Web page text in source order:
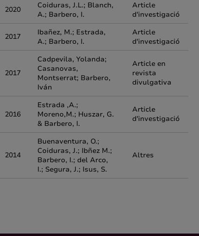
2020
Coiduras, J.L.; Blanch,
A.; Barbero, I.
Article
d'investigació
2017
Ibañez, M.; Estrada,
A.; Barbero, I.
Article
d'investigació
2017
Cadpevila, Yolanda;
Casanovas,
Montserrat; Barbero,
Iván
Article en
revista
divulgativa
2016
Estrada ,A.;
Moreno,M.; Huszar, G.
& Barbero, I.
Article
d'investigació
2014
Buenaventura, O.;
Coiduras, J.; Ibñez M.;
Barbero, I.; del Arco,
I.; Segura, J.; Isus, S.
Altres